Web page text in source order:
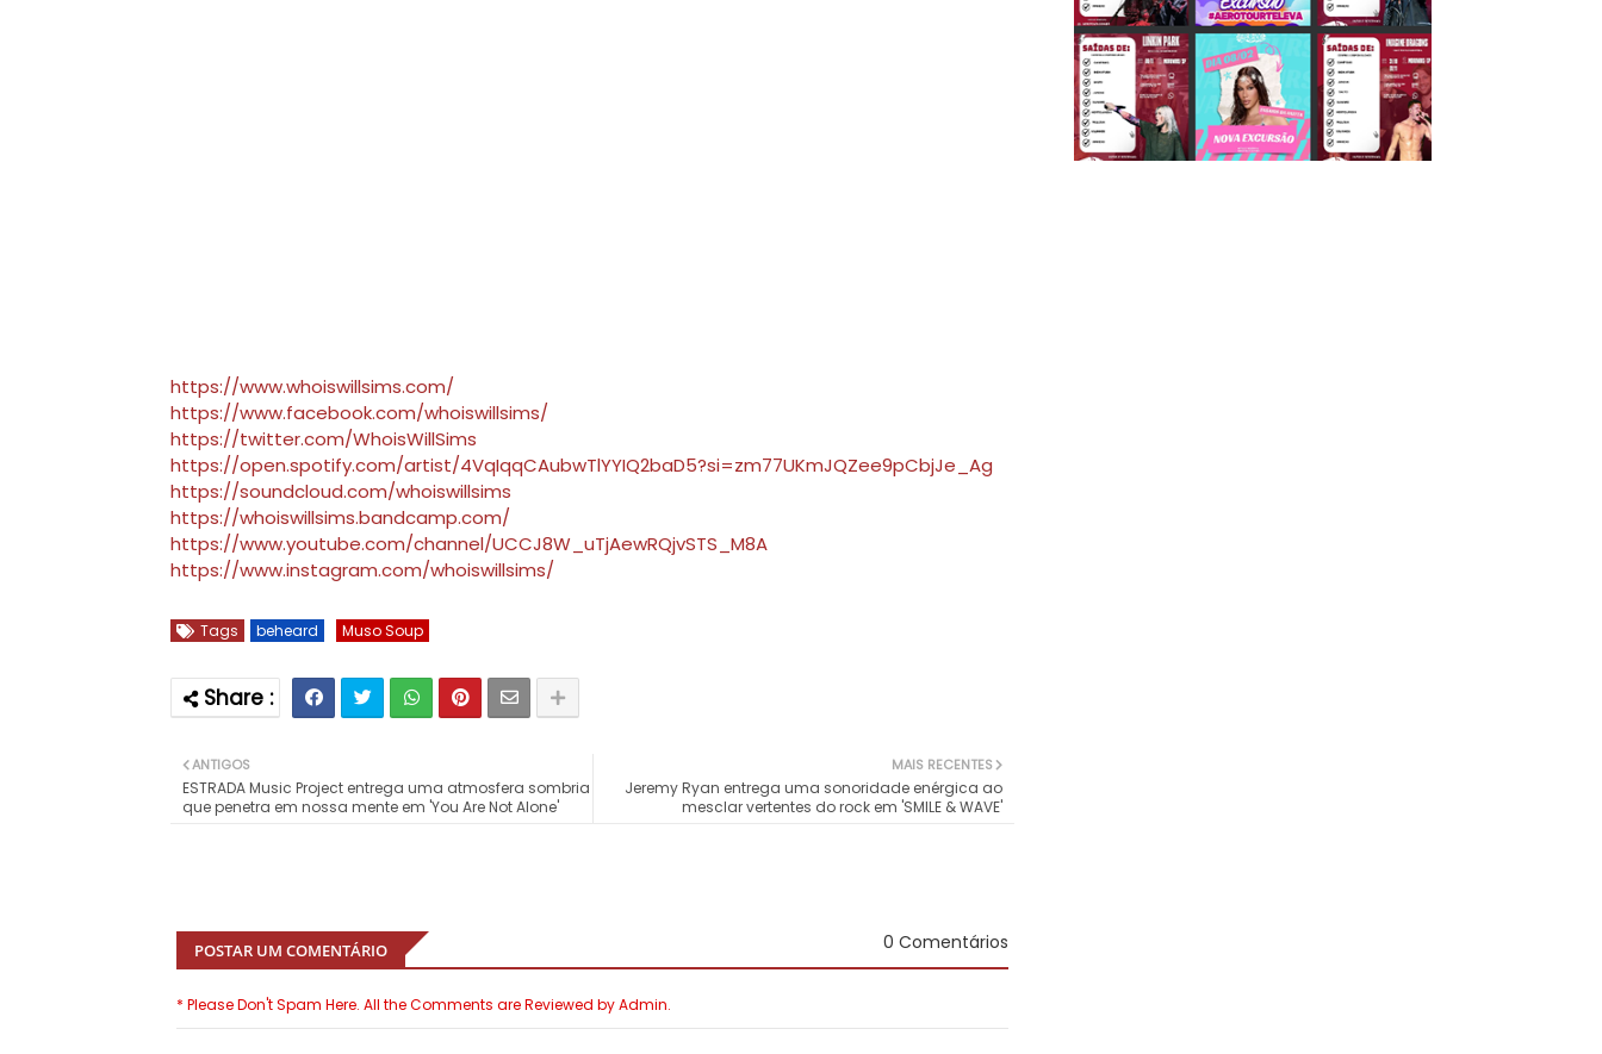
https://www.whoiswillsims.com/
https://www.facebook.com/whoiswillsims/
https://twitter.com/WhoisWillSims
https://open.spotify.com/artist/4VqIqqCAubwTlYYIQ2baD5?si=zm77UKmJQZee9pCbjJe_Ag
https://soundcloud.com/whoiswillsims
https://whoiswillsims.bandcamp.com/
https://www.youtube.com/channel/UCCJ8W_uTjAewRQjvSTS_M8A
https://www.instagram.com/whoiswillsims/
Tags beheard Muso Soup
MAIS RECENTES
Jeremy Ryan entrega uma sonoridade enérgica ao
mesclar vertentes do rock em 'SMILE & WAVE'
ANTIGOS
ESTRADA Music Project entrega uma atmosfera sombria
que penetra em nossa mente em 'You Are Not Alone'
POSTAR UM COMENTÁRIO 0 Comentários
* Please Don't Spam Here. All the Comments are Reviewed by Admin.